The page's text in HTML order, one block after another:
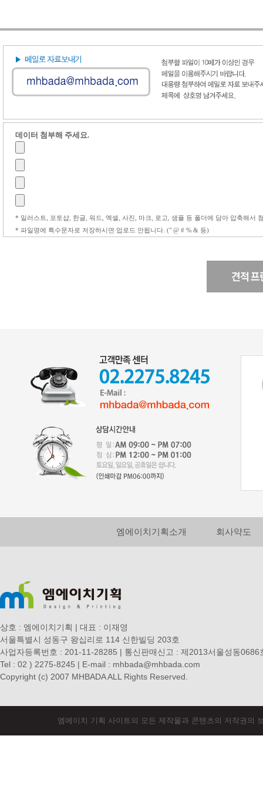
데이터 첨부해 주세요.
* 일러스트, 포토샵, 한글, 워드, 엑셀, 사진, 마크, 로고, 샘플 등 폴더에 담아 압축해서
* 파일명에 특수문자로 저장하시면 업로드 안됩니다. (" @ # % & 등)
엠에이치기획소개 회사약도
상호 : 엠에이치기획 | 대표 : 이재영
서울특별시 성동구 왕십리로 114 신한빌딩 203호
사업자등록번호 : 201-11-28285 | 통신판매신고 : 제2013서울성동
Tel : 02 ) 2275-8245 | E-mail : mhbada@mhbada.com
Copyright (c) 2007 MHBADA ALL Rights Reserved.
엠에이치 기획 사이트의 모든 제작물과 콘텐츠의 저작권의